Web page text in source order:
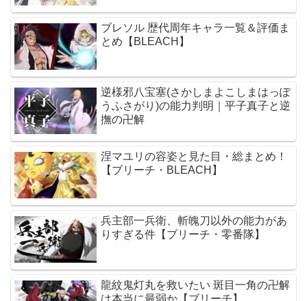
ブレソル 歴代周年キャラ一覧＆評価ま
とめ【BLEACH】
逆様邪八宝塞(さかしまよこしまはっぽ
うふさがり)の能力判明｜平子真子と逆
撫の卍解
涅マユリの容姿と見た目・総まとめ！
【ブリーチ・BLEACH】
兵主部一兵衛、斬魄刀以外の能力があ
りすぎる件【ブリーチ・零番隊】
龍紋鬼灯丸を救いたい 斑目一角の卍解
は本当に最弱か【ブリーチ】